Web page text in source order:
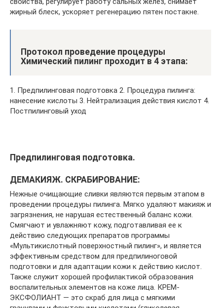
жирный блеск, ускоряет регенерацию пятен постакне.
Протокол проведение процедуры
Химический пилинг проходит в 4 этапа:
1. Предпилинговая подготовка 2. Процедура пилинга:
нанесение кислоты 3. Нейтрализация действия кислот 4.
Постпилинговый уход
Предпилинговая подготовка.
ДЕМАКИЯЖ. СКРАБИРОВАНИЕ:
Нежные очищающие сливки являются первым этапом в
проведении процедуры пилинга. Мягко удаляют макияж и
загрязнения, не нарушая естественный баланс кожи.
Смягчают и увлажняют кожу, подготавливая ее к
действию следующих препаратов программы
«Мультикислотный поверхностный пилинг», и является
эффективным средством для предпилиноговой
подготовки и для адаптации кожи к действию кислот.
Также служит хорошей профилактикой образования
воспалительных элементов на коже лица. КРЕМ-
ЭКСФОЛИАНТ — это скраб для лица с мягкими